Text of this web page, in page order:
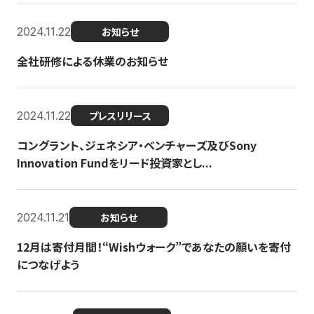
2024.11.22 お知らせ
全社研修による休業のお知らせ
2024.11.22 プレスリリース
コングラント、ジェネシア・ベンチャーズ及びSony
Innovation Fundをリード投資家とし...
2024.11.21 お知らせ
12月は寄付月間！“Wishウォーク”であなたの願いを寄付
につなげよう